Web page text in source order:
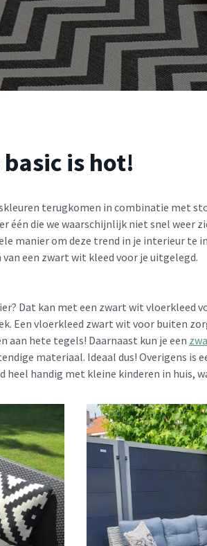
is hot!
terugkomen in combinatie met
die we waarschijnlijk niet snel weer
manier om deze trend in je interieur te
een zwart wit kleed voor je uitgelegd.
Dat kan met een zwart wit vloerkleed
Een vloerkleed zwart wit voor buiten
aan hete tegels! Daarnaast kun je een
materiaal. Ideaal dus! Overigens is
handig met kleine kinderen in huis,